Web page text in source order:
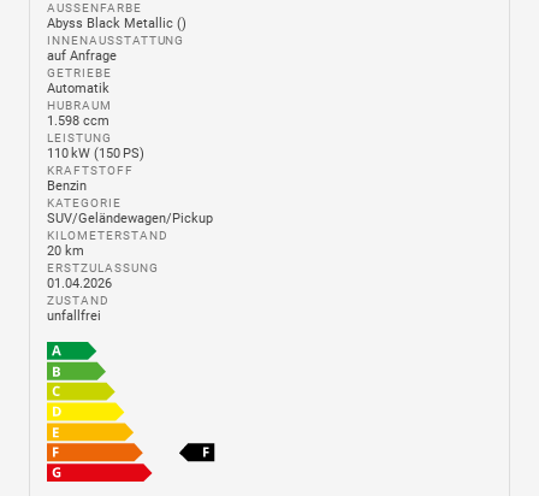
AUSSENFARBE
Abyss Black Metallic ()
INNENAUSSTATTUNG
auf Anfrage
GETRIEBE
Automatik
HUBRAUM
1.598 ccm
LEISTUNG
110 kW (150 PS)
KRAFTSTOFF
Benzin
KATEGORIE
SUV/Geländewagen/Pickup
KILOMETERSTAND
20 km
ERSTZULASSUNG
01.04.2026
ZUSTAND
unfallfrei